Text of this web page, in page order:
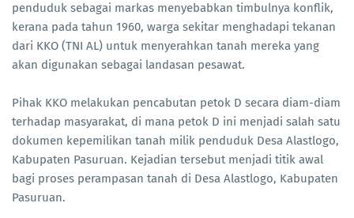
penduduk sebagai markas menyebabkan timbulnya konflik,
kerana pada tahun 1960, warga sekitar menghadapi tekanan
dari KKO (TNI AL) untuk menyerahkan tanah mereka yang
akan digunakan sebagai landasan pesawat.
Pihak KKO melakukan pencabutan petok D secara diam-diam
terhadap masyarakat, di mana petok D ini menjadi salah satu
dokumen kepemilikan tanah milik penduduk Desa Alastlogo,
Kabupaten Pasuruan. Kejadian tersebut menjadi titik awal
bagi proses perampasan tanah di Desa Alastlogo, Kabupaten
Pasuruan.